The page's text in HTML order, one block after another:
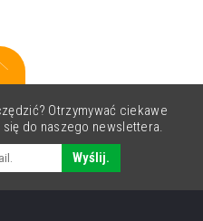
Otrzymywać ciekawe
do naszego newslettera.
Wyślij.